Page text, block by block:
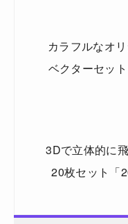
カラフルなオ
ベクターセッ
3Dで立体的に
20枚セット「